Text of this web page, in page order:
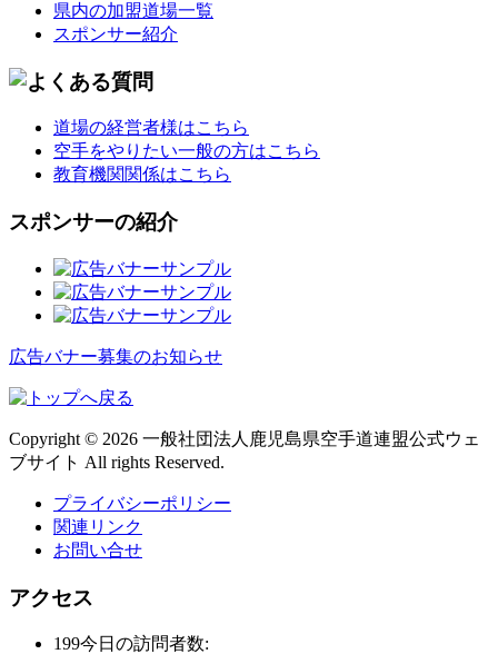
県内の加盟道場一覧
スポンサー紹介
道場の経営者様はこちら
空手をやりたい一般の方はこちら
教育機関関係はこちら
スポンサーの紹介
広告バナー募集のお知らせ
Copyright © 2026 一般社団法人鹿児島県空手道連盟公式ウェ
ブサイト All rights Reserved.
プライバシーポリシー
関連リンク
お問い合せ
アクセス
199今日の訪問者数: